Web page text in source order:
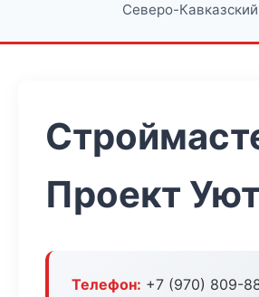
Северо-
Проект Уют
Телефон: +7 (970) 809-